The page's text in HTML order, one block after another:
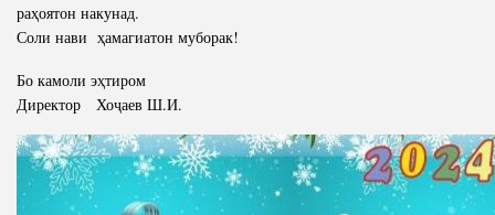
раҳоятон накунад.
Соли нави ҳамагиатон муборак!
Бо камоли эҳтиром
Директор Хоҷаев Ш.И.